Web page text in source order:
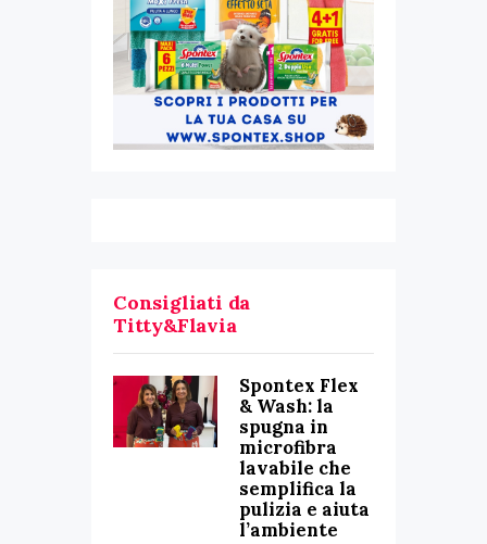
Consigliati da
Titty&Flavia
Spontex Flex
& Wash: la
spugna in
microfibra
lavabile che
semplifica la
pulizia e aiuta
l’ambiente